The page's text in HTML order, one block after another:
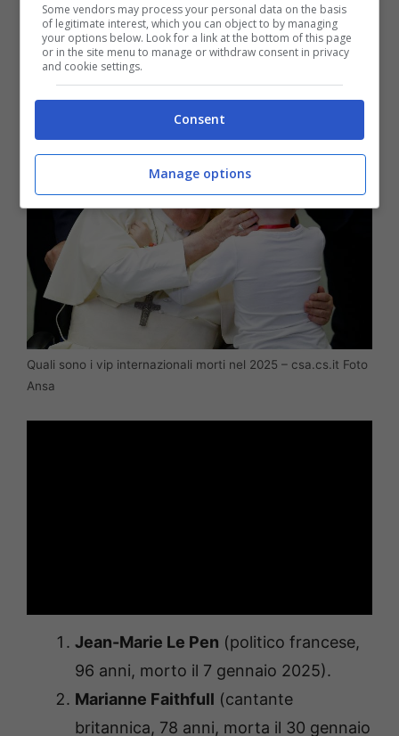
Le personalità estere di rilievo, tra le quali
Papa Francesco, che ci hanno lasciato nel
corso dell’anno, sono le seguenti:
Quali sono i vip internazionali morti nel 2025 – csa.cs.it Foto
Ansa
Jean-Marie Le Pen (politico francese,
96 anni, morto il 7 gennaio 2025).
Marianne Faithfull (cantante
britannica, 78 anni, morta il 30 gennaio
Some vendors may process your personal data on the basis
of legitimate interest, which you can object to by managing
your options below. Look for a link at the bottom of this page
or in the site menu to manage or withdraw consent in privacy
and cookie settings.
Consent
Manage options